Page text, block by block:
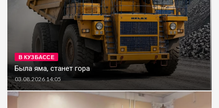
В КУЗБАССЕ
Была яма, станет гора
03.08.2026 14:05